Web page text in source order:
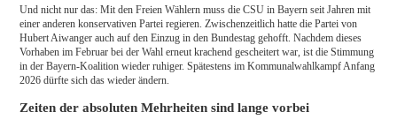
Und nicht nur das: Mit den Freien Wählern muss die CSU in Bayern seit Jahren mit
einer anderen konservativen Partei regieren. Zwischenzeitlich hatte die Partei von
Hubert Aiwanger auch auf den Einzug in den Bundestag gehofft. Nachdem dieses
Vorhaben im Februar bei der Wahl erneut krachend gescheitert war, ist die Stimmung
in der Bayern-Koalition wieder ruhiger. Spätestens im Kommunalwahlkampf Anfang
2026 dürfte sich das wieder ändern.
Zeiten der absoluten Mehrheiten sind lange vorbei